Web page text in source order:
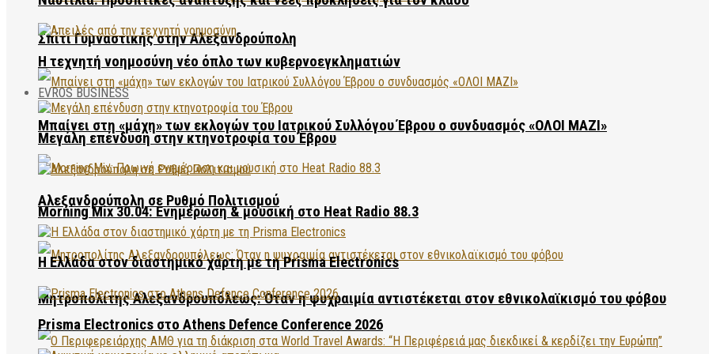
Σπίτι Γυμναστικής στην Αλεξανδρούπολη
Μπαίνει στη «μάχη» των εκλογών του Ιατρικού Συλλόγου Έβρου ο συνδυασμός «ΟΛΟΙ ΜΑΖΙ»
Morning Mix 30.04: Ενημέρωση & μουσική στο Heat Radio 88.3
Μητροπολίτης Αλεξανδρουπόλεως: Όταν η ψυχραιμία αντιστέκεται στον εθνικολαϊκισμό του φόβου
Η τεχνητή νοημοσύνη νέο όπλο των κυβερνοεγκληματιών
EVROS BUSINESS
Μεγάλη επένδυση στην κτηνοτροφία του Έβρου
Αλεξανδρούπολη σε Ρυθμό Πολιτισμού
Η Ελλάδα στον διαστημικό χάρτη με τη Prisma Electronics
Prisma Electronics στο Athens Defence Conference 2026